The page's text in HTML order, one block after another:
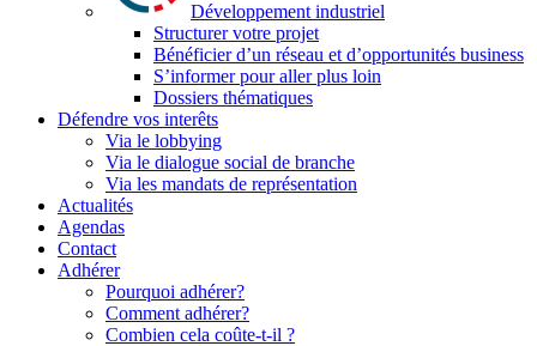
Développement industriel
Structurer votre projet
Bénéficier d’un réseau et d’opportunités business
S’informer pour aller plus loin
Dossiers thématiques
Défendre vos interêts
Via le lobbying
Via le dialogue social de branche
Via les mandats de représentation
Actualités
Agendas
Contact
Adhérer
Pourquoi adhérer?
Comment adhérer?
Combien cela coûte-t-il ?